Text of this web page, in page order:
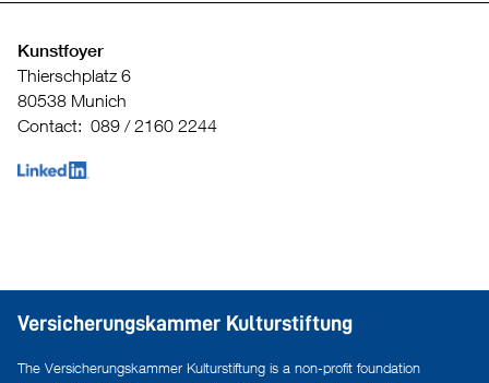
Kunstfoyer
Thierschplatz 6
80538 Munich
Contact: 089 / 2160 2244
Versicherungskammer Kulturstiftung
The Versicherungskammer Kulturstiftung is a non-profit foundation